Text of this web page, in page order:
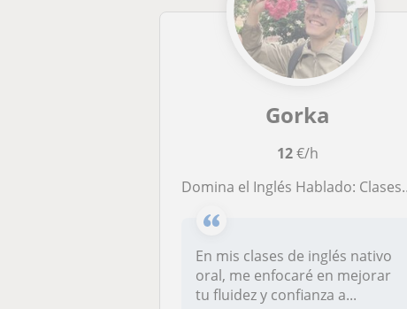
Gorka
12€/h
Domina el Inglés Hablado: Clases de Conversación con Fluidez Nativa
En mis clases de inglés nativo
oral, me enfocaré en mejorar
tu fluidez y confianza a...